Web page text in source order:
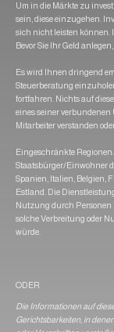
Um in die Märkte zu
sein, diese einzugehen.
sich nicht leisten können.
Bevor Sie Ihr Geld
Es wird Ihnen dringend
Steuerberatung
fortfahren. Nichts auf
eines seiner verbundenen
Mitarbeiter verstanden
Eingeschränkte
Staatsbürger/Einwohner
Spanien, Italien, Belgien,
Estland. Die
Nutzung durch Personen
solche Verbreitung oder
würde.
ODER
Die Informationen auf
Gerichtsbarkeiten, in